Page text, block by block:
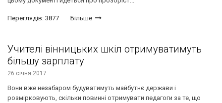
Переглядів: 3877 Більше
Учителі вінницьких шкіл отримуватимуть
більшу зарплату
26 січня 2017
Вони вже незабаром будуватимуть майбутнє держави і
розмірковують, скільки повинні отримувати педагоги за те, що